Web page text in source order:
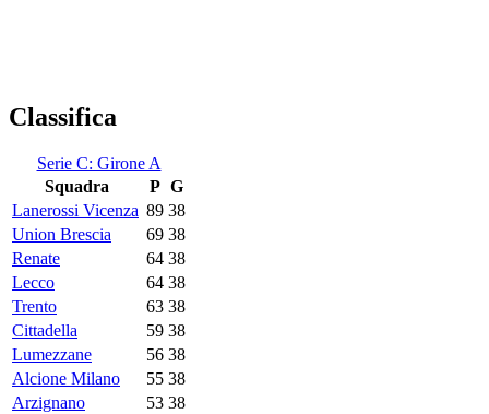
Classifica
Serie C: Girone A
Squadra
P G
Lanerossi Vicenza 89 38
Union Brescia
69 38
Renate
64 38
Lecco
64 38
Trento
63 38
Cittadella
59 38
Lumezzane
56 38
Alcione Milano
55 38
Arzignano
53 38